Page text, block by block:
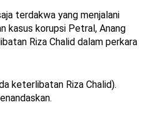
terdakwa yang menjalani
kasus korupsi Petral, Anang
Riza Chalid dalam perkara
keterlibatan Riza Chalid).